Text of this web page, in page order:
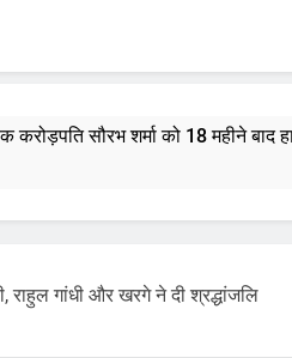
करोड़पति सौरभ शर्मा को 18 महीने बाद
राहुल गांधी और खरगे ने दी श्रद्धांजलि